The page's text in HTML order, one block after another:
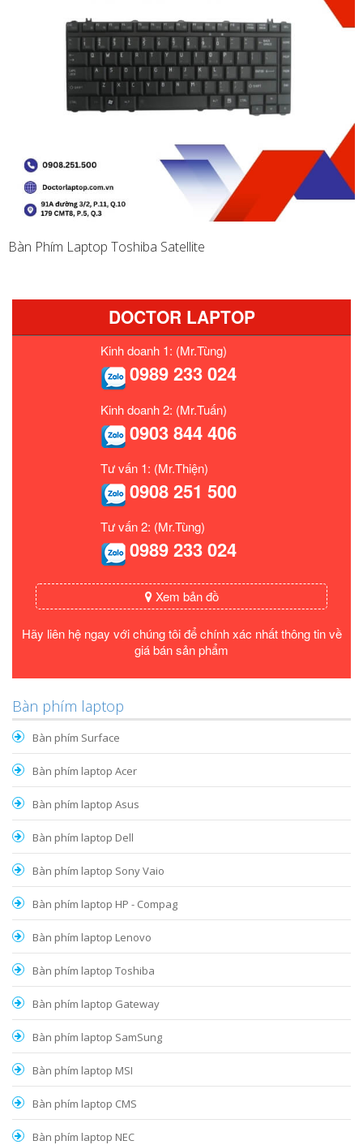
Bàn Phím Laptop Toshiba Satellite
DOCTOR LAPTOP
Kinh doanh 1: (Mr.Tùng)
0989 233 024
Kinh doanh 2: (Mr.Tuấn)
0903 844 406
Tư vấn 1: (Mr.Thiện)
0908 251 500
Tư vấn 2: (Mr.Tùng)
0989 233 024
Xem bản đồ
Hãy liên hệ ngay với chúng tôi để chính xác nhất thông tin về
giá bán sản phẩm
Bàn phím laptop
Bàn phím Surface
Bàn phím laptop Acer
Bàn phím laptop Asus
Bàn phím laptop Dell
Bàn phím laptop Sony Vaio
Bàn phím laptop HP - Compag
Bàn phím laptop Lenovo
Bàn phím laptop Toshiba
Bàn phím laptop Gateway
Bàn phím laptop SamSung
Bàn phím laptop MSI
Bàn phím laptop CMS
Bàn phím laptop NEC